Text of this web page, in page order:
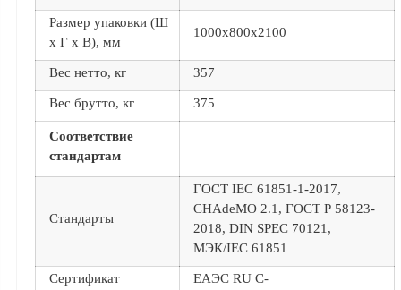
Размер упаковки (Ш
х Г х В), мм
1000x800x2100
Вес нетто, кг 357
Вес брутто, кг 375
Соответствие
стандартам
Стандарты
ГОСТ IEC 61851-1-2017,
CHAdeMO 2.1, ГОСТ Р 58123-
2018, DIN SPEC 70121,
МЭК/IEC 61851
Сертификат
ЕАЭС RU C-